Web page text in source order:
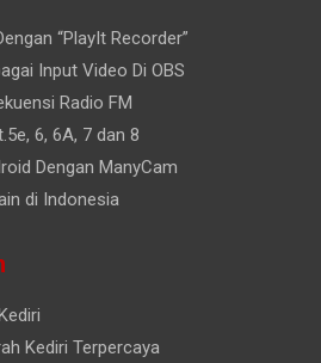
“PlayIt Recorder”
Input Video Di OBS
Radio FM
6, 6A, 7 dan 8
Dengan ManyCam
di Indonesia
Kediri Terpercaya